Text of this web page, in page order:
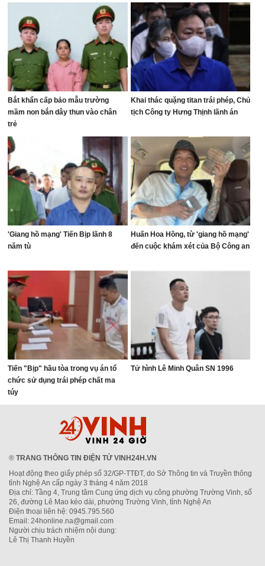
Bắt khẩn cấp bảo mẫu trường
mầm non bắn dây thun vào chân
trẻ
Khai thác quặng titan trái phép, Chủ
tịch Công ty Hưng Thịnh lãnh án
'Giang hồ mạng' Tiến Bịp lãnh 8
năm tù
Huấn Hoa Hồng, từ 'giang hồ mạng'
đến cuộc khám xét của Bộ Công an
Tiến "Bịp" hầu tòa trong vụ án tổ
chức sử dụng trái phép chất ma
túy
Tử hình Lê Minh Quân SN 1996
® TRANG THÔNG TIN ĐIỆN TỬ VINH24H.VN
Hoạt động theo giấy phép số 32/GP-TTĐT, do Sở Thông tin và Truyền thông
tỉnh Nghệ An cấp ngày 3 tháng 4 năm 2018
Địa chỉ: Tầng 4, Trung tâm Cung ứng dịch vụ công phường Trường Vinh, số
26, đường Lê Mao kéo dài, phường Trường Vinh, tỉnh Nghệ An
Điện thoại liên hệ: 0945.795.560
Email: 24honline.na@gmail.com
Người chịu trách nhiệm nội dung:
Lê Thị Thanh Huyền